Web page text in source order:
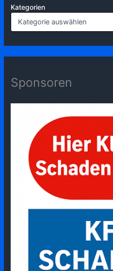
Kategorien
Sponsoren